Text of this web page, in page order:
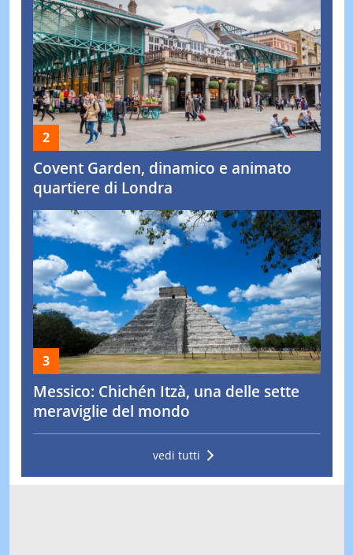
Covent Garden, dinamico e animato
quartiere di Londra
Messico: Chichén Itzà, una delle sette
meraviglie del mondo
vedi tutti